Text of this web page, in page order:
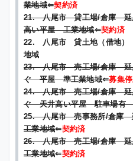
業地域⇐契約済
21. 八尾市 貸工場/倉庫 延
高い平屋 工業地域⇐契約済
22. 八尾市 貸土地（借地
地域
23. 八尾市 売工場/倉庫 延
ぐ 平屋 準工業地域⇐募集
24. 八尾市 売工場/倉庫 延
ぐ 天井高い平屋 駐車場有
25. 八尾市 売事務所/倉庫
工業地域⇐契約済
26. 八尾市 売工場/倉庫 延
工業地域⇐契約済